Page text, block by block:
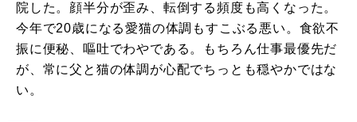
院した。顔半分が歪み、転倒する頻度も高くなった。
今年で20歳になる愛猫の体調もすこぶる悪い。食欲不
振に便秘、嘔吐でわやである。もちろん仕事最優先だ
が、常に父と猫の体調が心配でちっとも穏やかではな
い。